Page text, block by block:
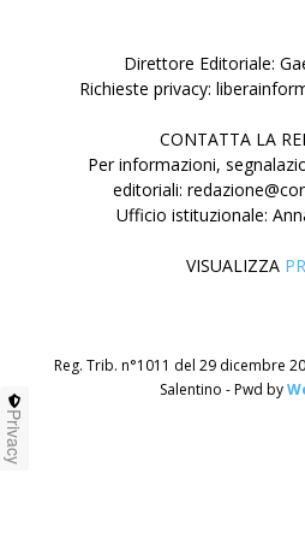
Direttore Editoriale:
Richieste privacy:
CONTATTA LA
Per informazioni,
editoriali:
Ufficio istituzionale:
VISUALIZZA
Reg. Trib. n°1011 del 29 dicembre
Salentino - Pwd by
Privacy